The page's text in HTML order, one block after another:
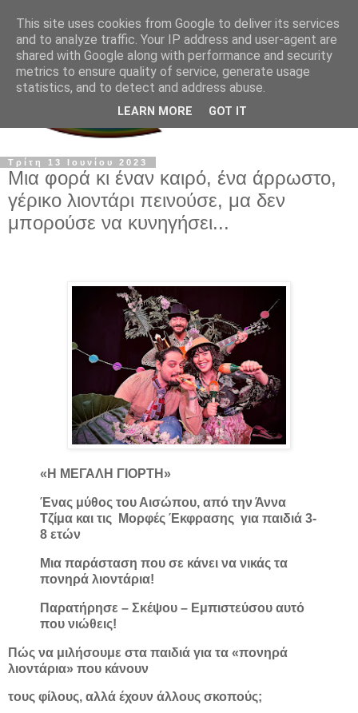
Τρίτη 13 Ιουνίου 2023
Μια φορά κι έναν καιρό, ένα άρρωστο,
γέρικο λιοντάρι πεινούσε, μα δεν
μπορούσε να κυνηγήσει...
«Η ΜΕΓΑΛΗ ΓΙΟΡΤΗ»
Ένας μύθος του Αισώπου, από την Άννα
Τζίμα και τις
Μορφές Έκφρασης για παιδιά 3-
8 ετών
Μια παράσταση που σε κάνει να νικάς τα
πονηρά λιοντάρια!
Παρατήρησε – Σκέψου – Εμπιστεύσου αυτό
που νιώθεις!
Πώς να μιλήσουμε στα παιδιά για τα «πονηρά
λιοντάρια» που κάνουν
τους φίλους, αλλά έχουν άλλους σκοπούς;
This site uses cookies from Google to deliver its services
and to analyze traffic. Your IP address and user-agent are
shared with Google along with performance and security
metrics to ensure quality of service, generate usage
statistics, and to detect and address abuse.
LEARN MORE GOT IT